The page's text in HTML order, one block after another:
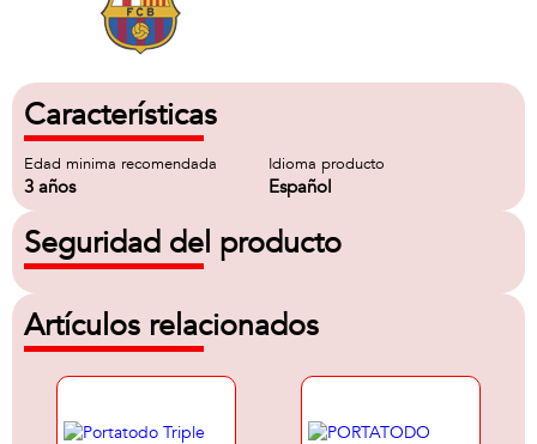
Características
Edad minima recomendada
3 años
Idioma producto
Español
Seguridad del producto
Artículos relacionados